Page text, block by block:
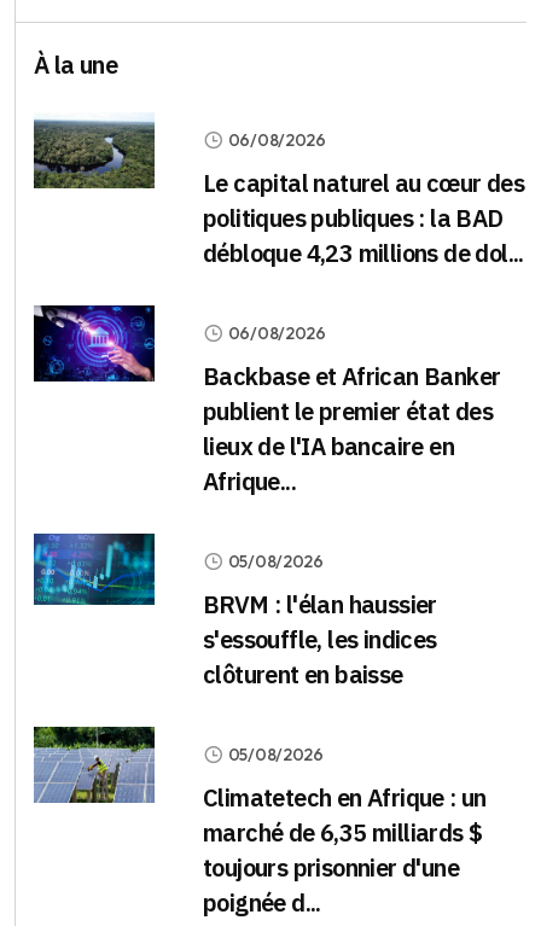
À la une
06/08/2026
Le capital naturel au cœur des
politiques publiques : la BAD
débloque 4,23 millions de dol...
06/08/2026
Backbase et African Banker
publient le premier état des
lieux de l'IA bancaire en
Afrique...
05/08/2026
BRVM : l'élan haussier
s'essouffle, les indices
clôturent en baisse
05/08/2026
Climatetech en Afrique : un
marché de 6,35 milliards $
toujours prisonnier d'une
poignée d...